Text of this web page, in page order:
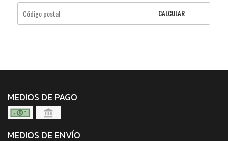
CALCULAR
MEDIOS DE PAGO
MEDIOS DE ENVÍO